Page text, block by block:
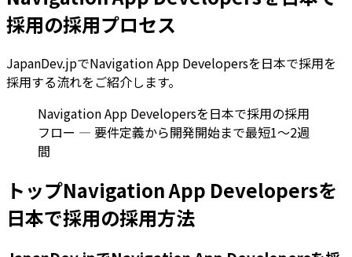
採用の採用プロセス
JapanDev.jpでNavigation App Developersを日本で採用を
採用する流れをご紹介します。
Navigation App Developersを日本で採用の採用
フロー — 要件定義から開発開始まで最短1〜2週
間
トップNavigation App Developersを
日本で採用の採用方法